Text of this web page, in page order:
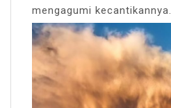
mengagumi kecantikannya.